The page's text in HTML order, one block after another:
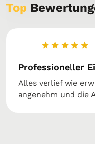
Top
Professioneller
Alles verlief wie
angenehm und die